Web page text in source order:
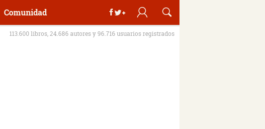
Comunidad
113.600 libros, 24.686 autores y 96.716 usuarios registrados